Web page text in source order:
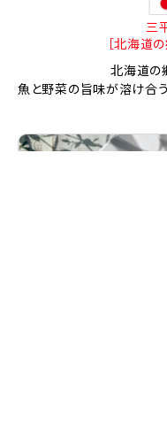
三
［北海道
北海道の
魚と野菜の旨味が溶け合